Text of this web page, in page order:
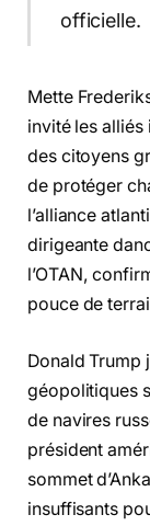
officielle.
Mette
invité les
des citoyens
de protéger
l’alliance
dirigeante
l’OTAN,
pouce de
Donald Trump
géopolitiques
de navires
président
sommet
insuffisants